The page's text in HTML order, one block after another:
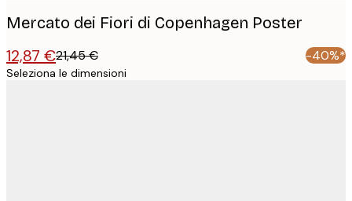
Mercato dei Fiori di Copenhagen Poster
12,87 €21,45 € -40%*
Seleziona le dimensioni